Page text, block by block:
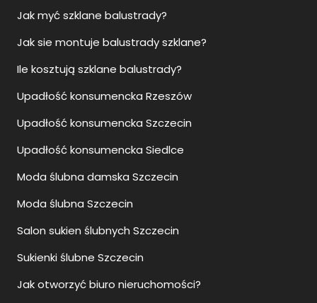
Jak myć szklane balustrady?
Jak sie montuje balustrady szklane?
Ile kosztują szklane balustrady?
Upadłość konsumencka Rzeszów
Upadłość konsumencka Szczecin
Upadłość konsumencka Siedlce
Moda ślubna damska Szczecin
Moda ślubna Szczecin
Salon sukien ślubnych Szczecin
Sukienki ślubne Szczecin
Jak otworzyć biuro nieruchomości?